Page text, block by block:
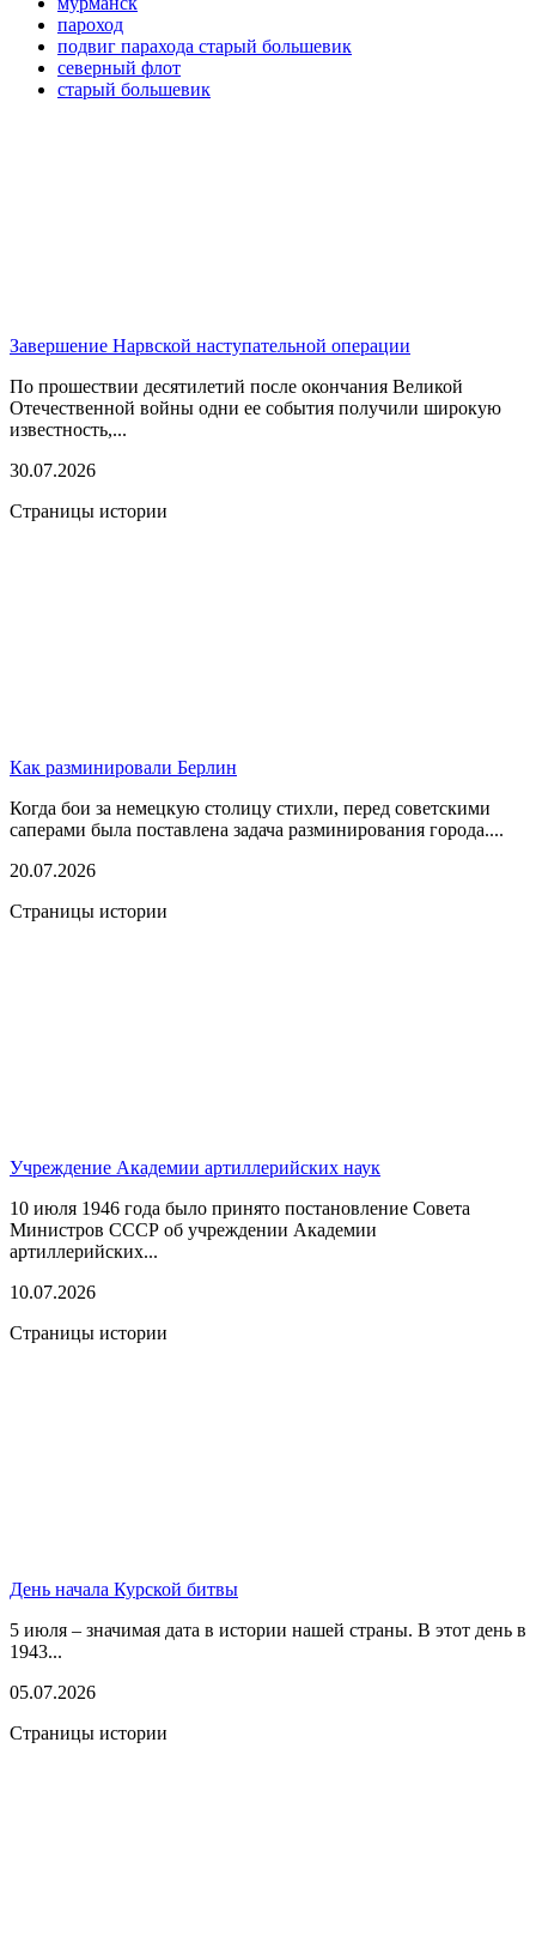
пароход
подвиг парахода старый большевик
северный флот
старый большевик
Завершение Нарвской наступательной операции
По прошествии десятилетий после окончания Великой
Отечественной войны одни ее события получили широкую
известность,...
30.07.2026
Страницы истории
Как разминировали Берлин
Когда бои за немецкую столицу стихли, перед советскими
саперами была поставлена задача разминирования города....
20.07.2026
Страницы истории
Учреждение Академии артиллерийских наук
10 июля 1946 года было принято постановление Совета
Министров СССР об учреждении Академии
артиллерийских...
10.07.2026
Страницы истории
День начала Курской битвы
5 июля – значимая дата в истории нашей страны. В этот день в
1943...
05.07.2026
Страницы истории